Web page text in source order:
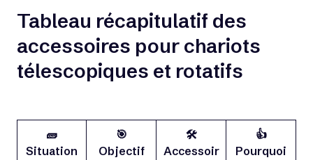
Tableau récapitulatif des
accessoires pour chariots
télescopiques et rotatifs
🧱
Situation
🎯
Objectif
🛠️
Accessoir
👍
Pourquoi